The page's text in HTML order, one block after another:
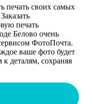
печать своих самых
печать
Белово очень
ФотоПочта.
ваше фото будет
деталям, сохраняя